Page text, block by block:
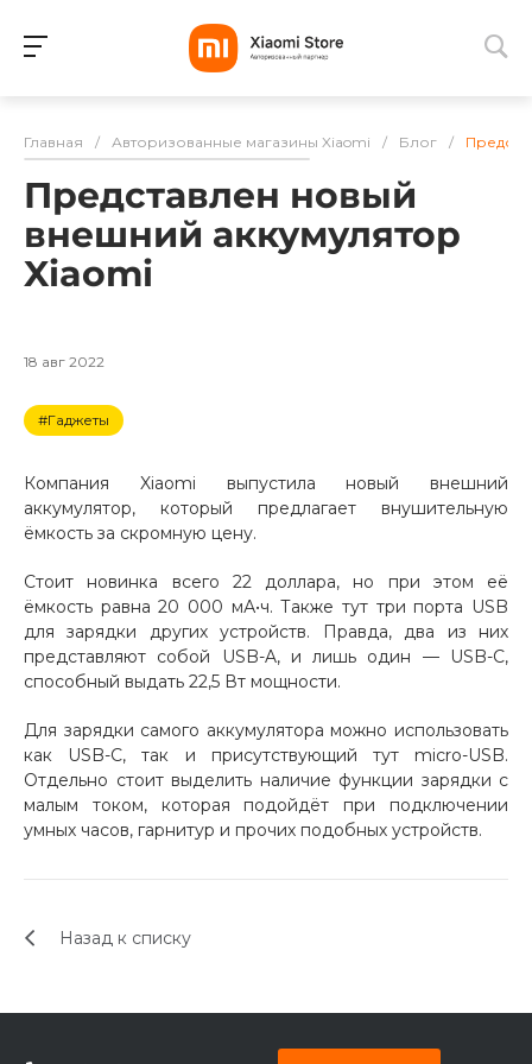
Разбейте
оплатуна части
без переплат
График платежей
Сегодня
Добавляйте товары
в корзину
Оплачивайте сегодня только
Получайте товар
выбранный способом
по25 %каждые 2 недели
Подробнее
Главная / Авторизованные магазины Xiaomi / Блог /
Представлен новый
внешний аккумулятор
Xiaomi
18 авг 2022
#Гаджеты
Компания Xiaomi выпустила новый внешний
аккумулятор, который предлагает внушительную
ёмкость за скромную цену.
Стоит новинка всего 22 доллара, но при этом её
ёмкость равна 20 000 мА•ч. Также тут три порта USB
для зарядки других устройств. Правда, два из них
представляют собой USB-A, и лишь один — USB-C,
способный выдать 22,5 Вт мощности.
Для зарядки самого аккумулятора можно использовать
как USB-C, так и присутствующий тут micro-USB.
Отдельно стоит выделить наличие функции зарядки с
малым током, которая подойдёт при подключении
умных часов, гарнитур и прочих подобных устройств.
Назад к списку